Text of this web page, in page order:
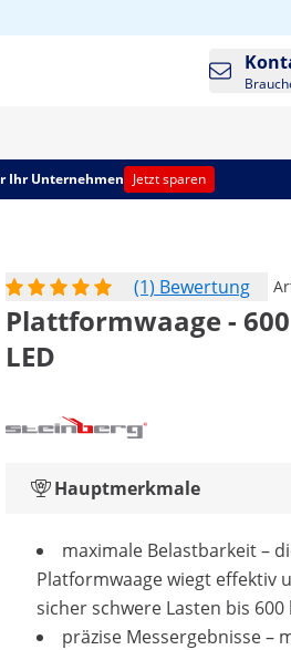
Ihr Unternehmen Jetzt sparen
(1) Bewertung
Plattformwaage -
LED
Hauptmerkmale
maximale Belastbarkeit –
Platformwaage wiegt effektiv
sicher schwere Lasten bis 600
präzise Messergebnisse –